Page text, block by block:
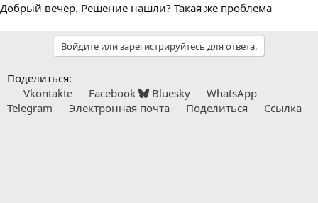
Добрый вечер. Решение нашли? Такая же проблема
Войдите или зарегистрируйтесь для ответа.
Поделиться:
Vkontakte
Facebook Bluesky
WhatsApp
Telegram
Электронная почта Поделиться Ссылка